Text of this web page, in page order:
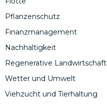
Pflanzenschutz
Finanzmanagement
Nachhaltigkeit
Regenerative Landwirtschaft
Wetter und Umwelt
Viehzucht und Tierhaltung